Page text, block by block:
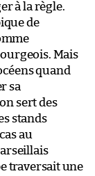
à la règle.
de
Mais
quand
sa
sert des
stands
au
traversait une